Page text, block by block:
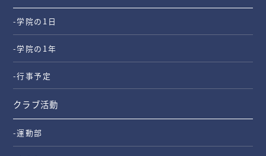
-学院の1日
-学院の1年
-行事予定
クラブ活動
-運動部